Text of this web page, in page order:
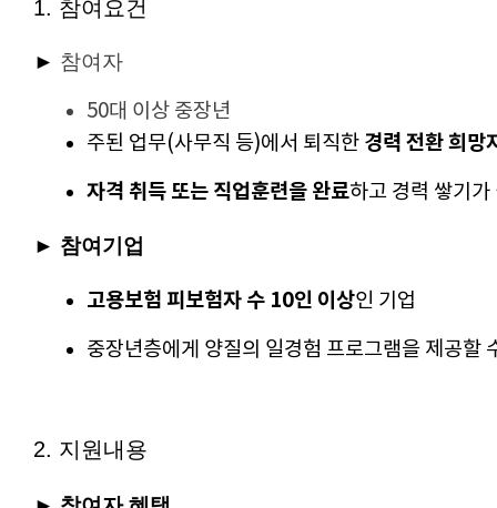
1. 참여요건
► 참여자
50대 이상 중장년
주된 업무(사무직 등)에서 퇴직한 경력 전환 희망
자격 취득 또는 직업훈련을 완료하고 경력 쌓기
► 참여기업
고용보험 피보험자 수 10인 이상인 기업
중장년층에게 양질의 일경험 프로그램을 제공할
2. 지원내용